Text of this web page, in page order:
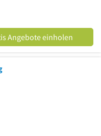
Angebote einholen